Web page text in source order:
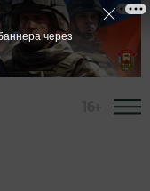
через